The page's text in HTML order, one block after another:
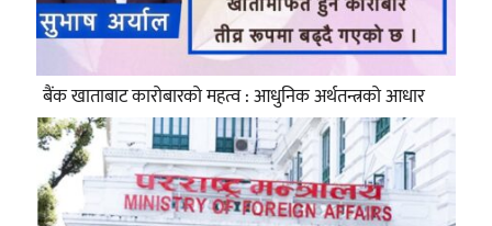
बैंक खाताबाट कारोबारको महत्व : आधुनिक अर्थतन्त्रको आधार